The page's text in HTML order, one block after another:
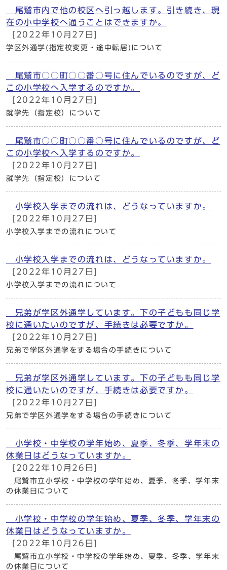
尾鷲市内で他の校区へ引っ越します。引き続き、現
在の小中学校へ通うことはできますか。
[2022年10月27日]
学区外通学(指定校変更・途中転居)について
尾鷲市○○町○○番○号に住んでいるのですが、ど
この小学校へ入学するのですか。
[2022年10月27日]
就学先（指定校）について
尾鷲市○○町○○番○号に住んでいるのですが、ど
この小学校へ入学するのですか。
[2022年10月27日]
就学先（指定校）について
小学校入学までの流れは、どうなっていますか。
[2022年10月27日]
小学校入学までの流れについて
小学校入学までの流れは、どうなっていますか。
[2022年10月27日]
小学校入学までの流れについて
兄弟が学区外通学しています。下の子どもも同じ学
校に通いたいのですが、手続きは必要ですか。
[2022年10月27日]
兄弟で学区外通学をする場合の手続きについて
兄弟が学区外通学しています。下の子どもも同じ学
校に通いたいのですが、手続きは必要ですか。
[2022年10月27日]
兄弟で学区外通学をする場合の手続きについて
小学校・中学校の学年始め、夏季、冬季、学年末の
休業日はどうなっていますか。
[2022年10月26日]
尾鷲市立小学校・中学校の学年始め、夏季、冬季、学年末
の休業日について
小学校・中学校の学年始め、夏季、冬季、学年末の
休業日はどうなっていますか。
[2022年10月26日]
尾鷲市立小学校・中学校の学年始め、夏季、冬季、学年末
の休業日について